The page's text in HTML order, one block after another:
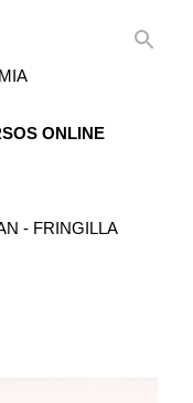
ONLINE
- FRINGILLA